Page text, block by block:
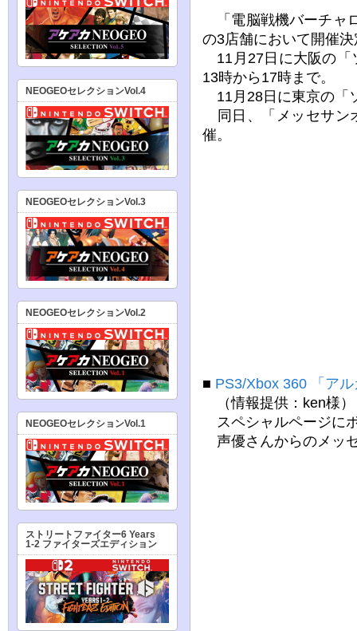
「電脳戦機バーチャ
の3店舗において開催
11月27日に大阪の「
13時から17時まで。
11月28日に東京の「
同日、「メッセサン
催。
■ PS3/Xbox 360 「ア
（情報提供：ken様）
スペシャルページに
声優さんからのメッ
NEOGEOセレクションVol.4
NEOGEOセレクションVol.3
NEOGEOセレクションVol.2
NEOGEOセレクションVol.1
ストリートファイター6 Years
1-2 ファイターズエディション